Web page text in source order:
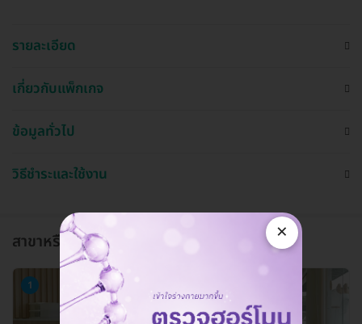
รายละเอียด
เกี่ยวกับแพ็กเกจ
ข้อมูลทั่วไป
วิธีชำระและใช้งาน
สาขาหรือแผนกที่ให้บริการ
1
×